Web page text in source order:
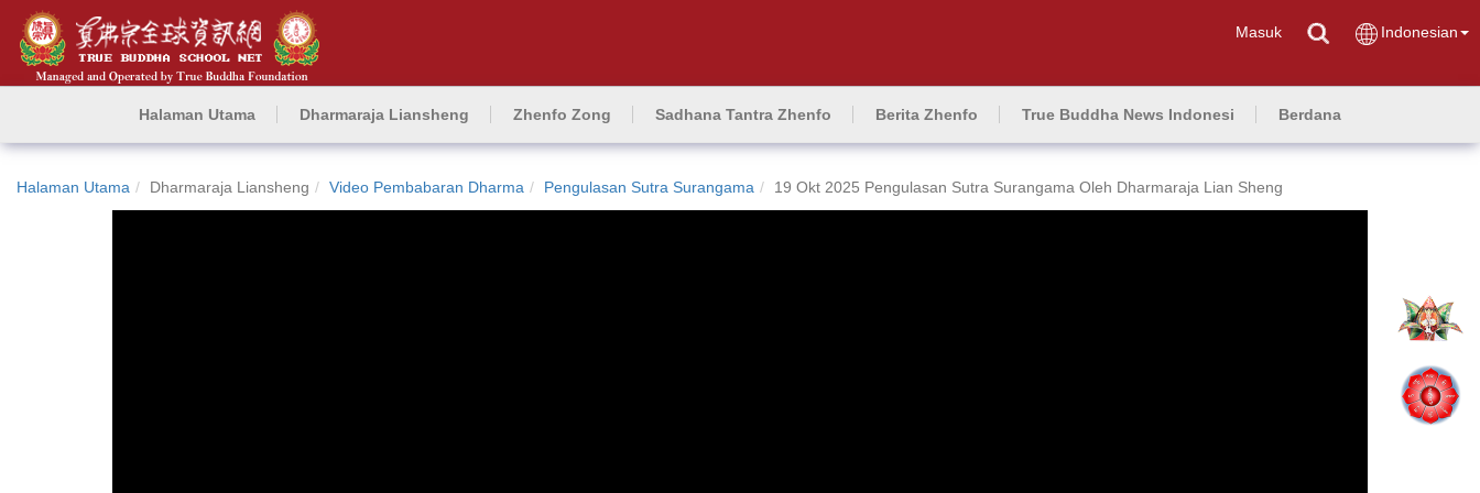
Masuk Indonesian
Halaman Utama Dharmaraja Liansheng Zhenfo Zong Sadhana Tantra Zhenfo Berita Zhenfo True Buddha News Indonesi Berdana
Halaman Utama Dharmaraja Liansheng Video Pembabaran Dharma Pengulasan Sutra Surangama 19 Okt 2025 Pengulasan Sutra Surangama Oleh Dharmaraja Lian Sheng